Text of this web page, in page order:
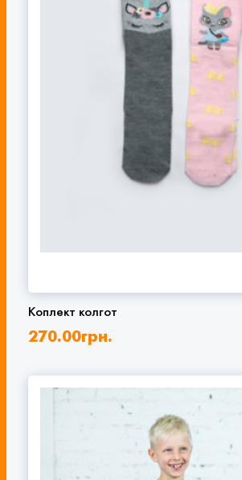
Коплект колгот
270.00грн.